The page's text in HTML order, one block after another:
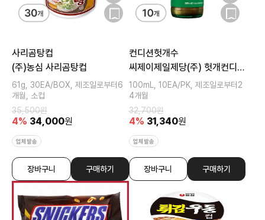
사리곰탕컵
(주)농심 사리곰탕컵
61g, 30EA/BOX, 제조일로부터6
개월, 소컵
35,500원
4% 34,000원
업체발송
장바구니 구매하기
컨디션헛개수
씨제이제일제당(주) 헛개컨디션
파워
100mL, 10EA/PK, 제조일로부터2
4개월
32,700원
4% 31,340원
업체발송
장바구니 구매하기